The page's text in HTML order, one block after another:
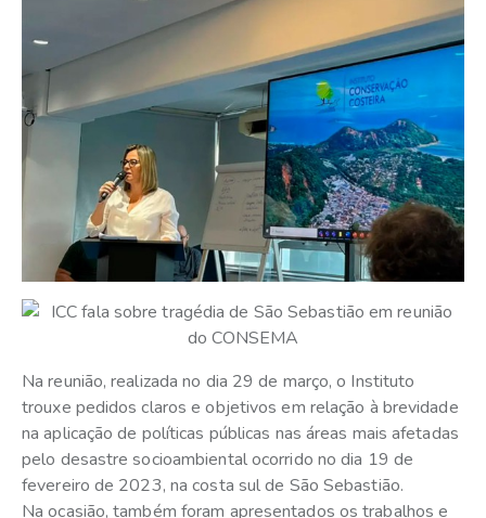
Na reunião, realizada no dia 29 de março, o Instituto
trouxe pedidos claros e objetivos em relação à brevidade
na aplicação de políticas públicas nas áreas mais afetadas
pelo desastre socioambiental ocorrido no dia 19 de
fevereiro de 2023, na costa sul de São Sebastião.
Na ocasião, também foram apresentados os trabalhos e